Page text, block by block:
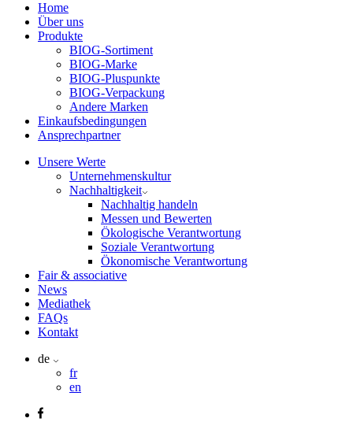
Home
Über uns
Produkte
BIOG-Sortiment
BIOG-Marke
BIOG-Pluspunkte
BIOG-Verpackung
Andere Marken
Einkaufsbedingungen
Ansprechpartner
Unsere Werte
Unternehmenskultur
Nachhaltigkeit
Nachhaltig handeln
Messen und Bewerten
Ökologische Verantwortung
Soziale Verantwortung
Ökonomische Verantwortung
Fair & associative
News
Mediathek
FAQs
Kontakt
de
fr
en